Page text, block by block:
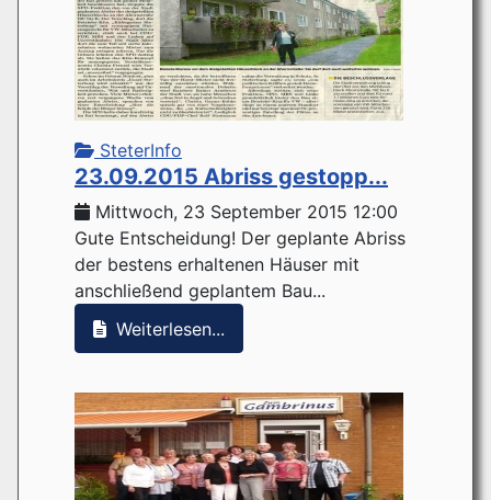
SteterInfo
23.09.2015 Abriss gestopp...
Mittwoch, 23 September 2015 12:00
Gute Entscheidung! Der geplante Abriss
der bestens erhaltenen Häuser mit
anschließend geplantem Bau...
Weiterlesen...